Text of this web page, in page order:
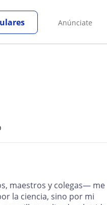
Anúnciate
maestros y colegas— me
la ciencia, sino por mi